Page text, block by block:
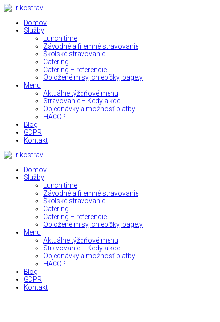
Domov
Služby
Lunch time
Závodné a firemné stravovanie
Školské stravovanie
Catering
Catering – referencie
Obložené misy, chlebíčky, bagety
Menu
Aktuálne týždňové menu
Stravovanie – Kedy a kde
Objednávky a možnosť platby
HACCP
Blog
GDPR
Kontakt
Domov
Služby
Lunch time
Závodné a firemné stravovanie
Školské stravovanie
Catering
Catering – referencie
Obložené misy, chlebíčky, bagety
Menu
Aktuálne týždňové menu
Stravovanie – Kedy a kde
Objednávky a možnosť platby
HACCP
Blog
GDPR
Kontakt